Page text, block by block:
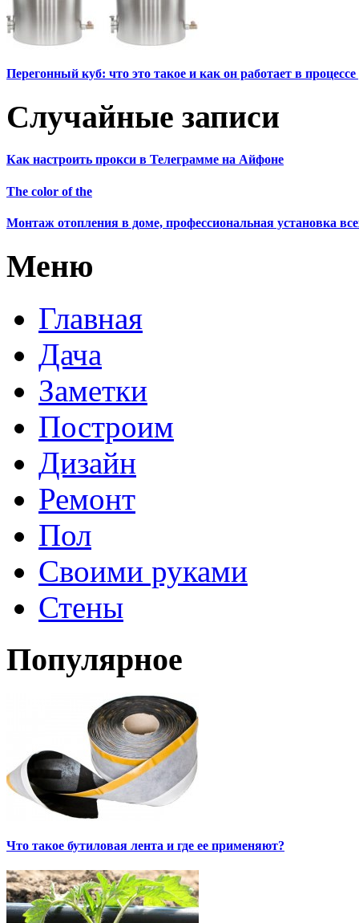
Перегонный куб: что это такое и как он работает в
Случайные записи
Как настроить прокси в Телеграмме на Айфоне
The color of the
Монтаж отопления в доме, профессиональная установка
Меню
Главная
Дача
Заметки
Построим
Дизайн
Ремонт
Пол
Своими руками
Стены
Популярное
Что такое бутиловая лента и где ее применяют?